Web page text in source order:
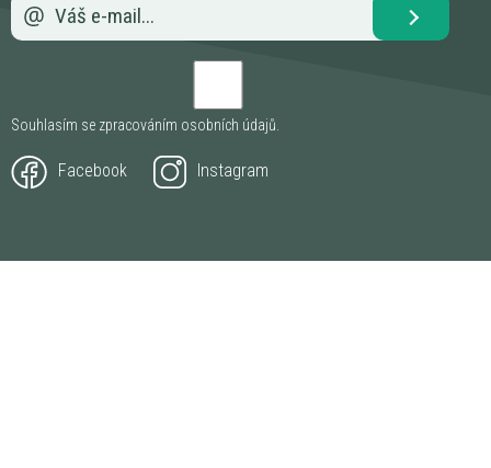
Souhlasím se zpracováním osobních údajů.
Facebook Instagram